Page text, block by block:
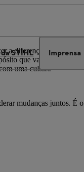
STIHL Imprensa
a diferença. O que
que vai além dos
uma cultura
mudanças juntos. É o